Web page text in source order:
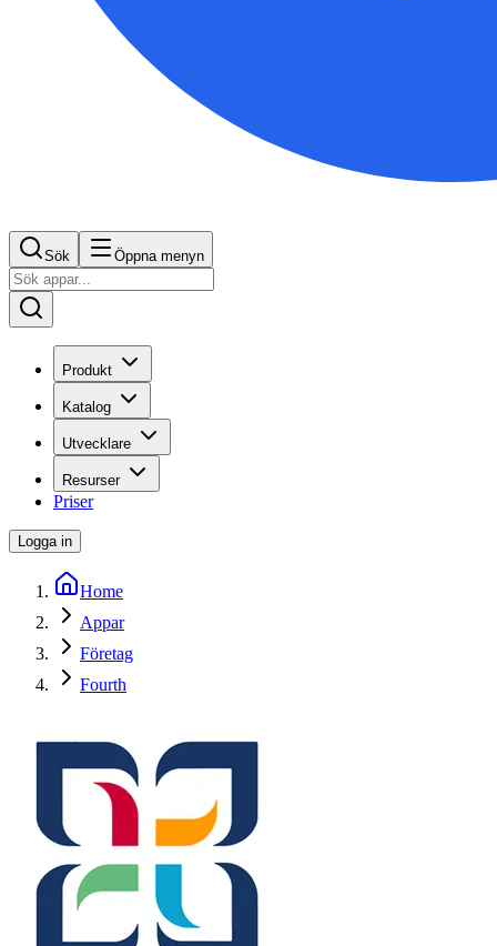
Sök Öppna menyn
Produkt
Katalog
Utvecklare
Resurser
Priser
Logga in
Home
Appar
Företag
Fourth